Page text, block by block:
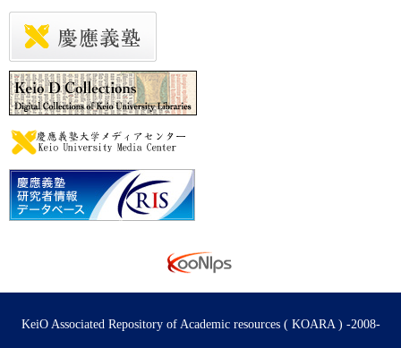
KeiO Associated Repository of Academic resources ( KOARA ) -2008-